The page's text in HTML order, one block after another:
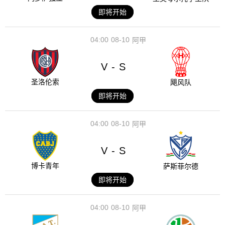
即将开始
08-10
04:00 阿甲
圣洛伦索
V - S
飓风队
即将开始
08-10
04:00 阿甲
博卡青年
V - S
萨斯菲尔德
即将开始
08-10
04:00 阿甲